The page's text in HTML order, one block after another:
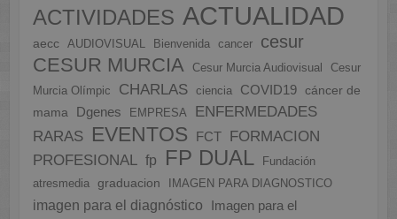
ACTIVIDADES ACTUALIDAD
aecc AUDIOVISUAL Bienvenida cancer cesur
CESUR MURCIA Cesur Murcia Audiovisual
Cesur
Murcia Olímpic
CHARLAS ciencia COVID19
cáncer de
mama
Dgenes EMPRESA
ENFERMEDADES
RARAS EVENTOS FCT
FORMACION
PROFESIONAL fp FP DUAL
Fundación
atresmedia
graduacion IMAGEN PARA DIAGNOSTICO
imagen para el diagnóstico
Imagen para el